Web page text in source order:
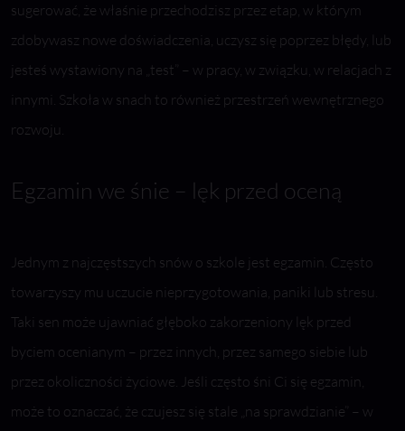
sugerować, że właśnie przechodzisz przez etap, w którym
zdobywasz nowe doświadczenia, uczysz się poprzez błędy, lub
jesteś wystawiony na „test” – w pracy, w związku, w relacjach z
innymi. Szkoła w snach to również przestrzeń wewnętrznego
rozwoju.
Egzamin we śnie – lęk przed oceną
Jednym z najczęstszych snów o szkole jest egzamin. Często
towarzyszy mu uczucie nieprzygotowania, paniki lub stresu.
Taki sen może ujawniać głęboko zakorzeniony lęk przed
byciem ocenianym – przez innych, przez samego siebie lub
przez okoliczności życiowe. Jeśli często śni Ci się egzamin,
może to oznaczać, że czujesz się stale „na sprawdzianie” – w